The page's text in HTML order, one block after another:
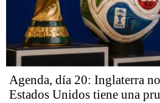
Agenda, día 20: Inglaterra
Estados Unidos tiene una